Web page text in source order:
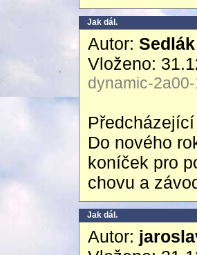
Jak dál.
Autor:
Vloženo:
dynamic-
Do nového
koníček pro
chovu a
Jak dál.
Autor: